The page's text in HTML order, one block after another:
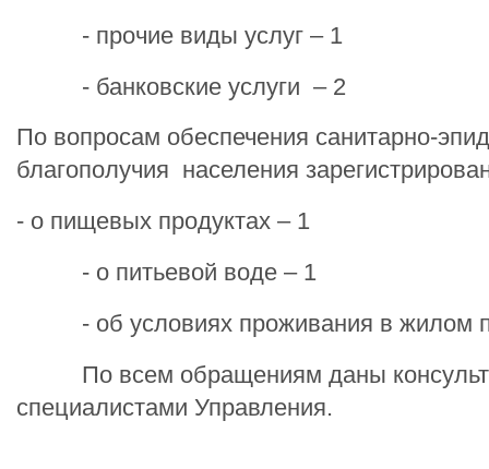
- прочие виды услуг – 1
- банковские услуги – 2
По вопросам обеспечения санитарно-
благополучия населения
- о пищевых продуктах – 1
- о питьевой воде – 1
- об условиях проживания в жилом
По всем обращениям даны
специалистами Управления.